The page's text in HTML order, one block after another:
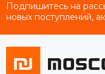
Подпишитесь на
новых поступлений,